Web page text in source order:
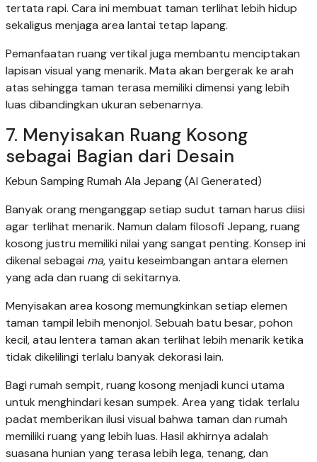
tertata rapi. Cara ini membuat taman terlihat lebih hidup
sekaligus menjaga area lantai tetap lapang.
Pemanfaatan ruang vertikal juga membantu menciptakan
lapisan visual yang menarik. Mata akan bergerak ke arah
atas sehingga taman terasa memiliki dimensi yang lebih
luas dibandingkan ukuran sebenarnya.
7. Menyisakan Ruang Kosong
sebagai Bagian dari Desain
Kebun Samping Rumah Ala Jepang (AI Generated)
Banyak orang menganggap setiap sudut taman harus diisi
agar terlihat menarik. Namun dalam filosofi Jepang, ruang
kosong justru memiliki nilai yang sangat penting. Konsep ini
dikenal sebagai ma, yaitu keseimbangan antara elemen
yang ada dan ruang di sekitarnya.
Menyisakan area kosong memungkinkan setiap elemen
taman tampil lebih menonjol. Sebuah batu besar, pohon
kecil, atau lentera taman akan terlihat lebih menarik ketika
tidak dikelilingi terlalu banyak dekorasi lain.
Bagi rumah sempit, ruang kosong menjadi kunci utama
untuk menghindari kesan sumpek. Area yang tidak terlalu
padat memberikan ilusi visual bahwa taman dan rumah
memiliki ruang yang lebih luas. Hasil akhirnya adalah
suasana hunian yang terasa lebih lega, tenang, dan